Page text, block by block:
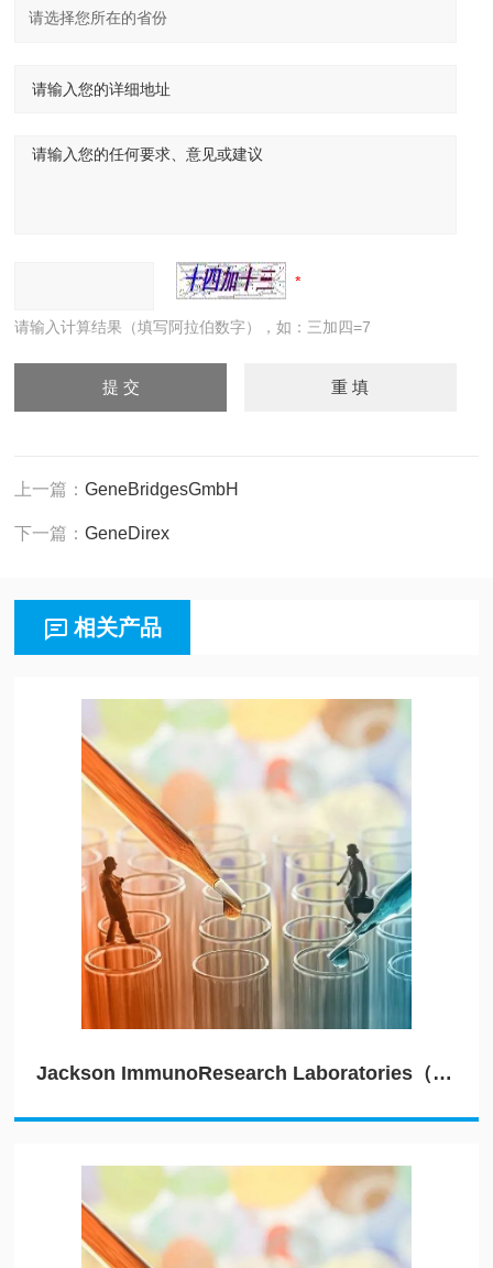
请输入计算结果（填写阿拉伯数字），如：三加四=7
上一篇：GeneBridgesGmbH
下一篇：GeneDirex
相关产品
Jackson ImmunoResearch Laboratories（JIRL）